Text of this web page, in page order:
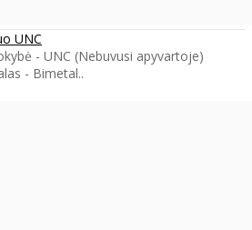
UNC
- UNC (Nebuvusi apyvartoje)
- Bimetal..